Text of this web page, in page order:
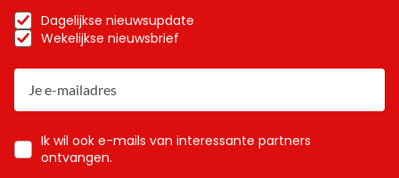
Dagelijkse nieuwsupdate
Wekelijkse nieuwsbrief
Ik wil ook e-mails van interessante partners
ontvangen.